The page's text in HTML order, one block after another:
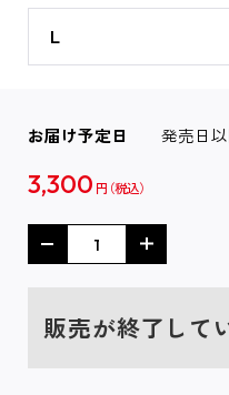
L
お届け予定日 発売日
3,300 円
販売が終了して